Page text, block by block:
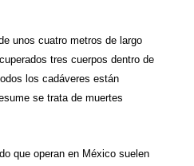
unos cuatro metros de largo
tres cuerpos dentro de
los cadáveres están
se trata de muertes
que operan en México suelen